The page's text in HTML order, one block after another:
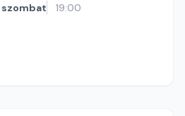
szombat 19:00